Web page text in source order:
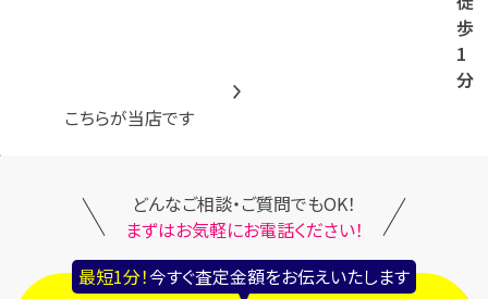
歩
1
分
こちらが当店です
どんなご相談・ご質問でもOK！
まずはお気軽にお電話ください！
最短1分！今すぐ査定金額をお伝えいたします